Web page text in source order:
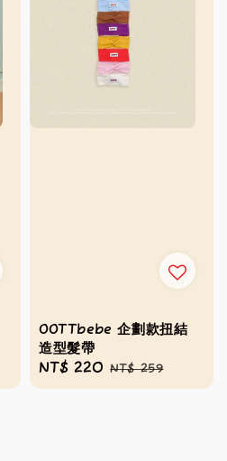
OOTTbebe 企劃款扭結
造型髮帶
Sale
price
NT$ 220 Regular
price
NT$ 259